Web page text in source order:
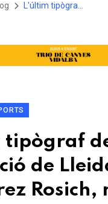
tipògraf
de
Rosich,